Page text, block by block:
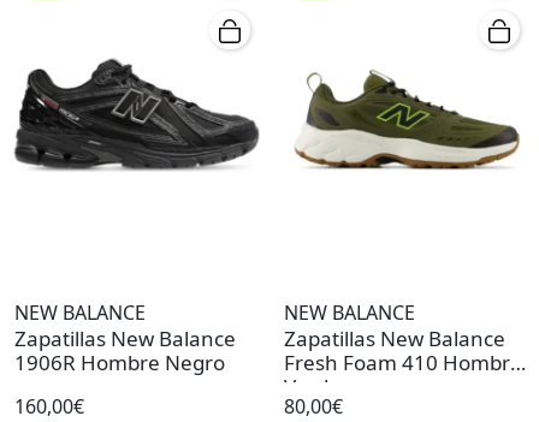
NEW BALANCE
Zapatillas New Balance
1906R Hombre Negro
160,00€
NEW BALANCE
Zapatillas New Balance
Fresh Foam 410 Hombre
Verde
80,00€